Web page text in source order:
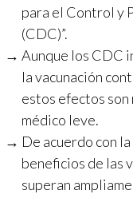
para el Control y
(CDC)”.
Aunque los CDC
la vacunación
estos efectos
médico leve.
De acuerdo con
beneficios de las
superan